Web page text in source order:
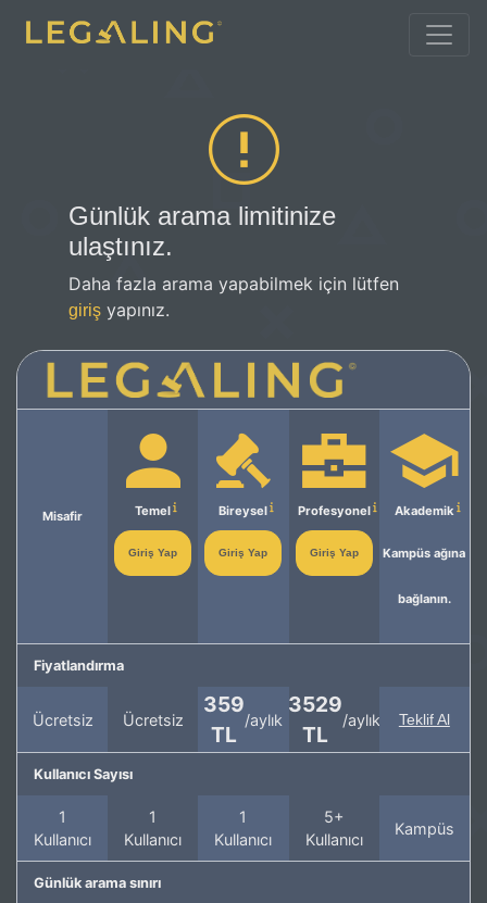
Günlük arama limitinize
ulaştınız.
Daha fazla arama yapabilmek için lütfen
giriş yapınız.
Misafir Temel
Giriş Yap
Bireysel
Giriş Yap
Profesyonel
Giriş Yap
Akademik
Kampüs ağına
bağlanın.
Fiyatlandırma
Ücretsiz Ücretsiz
359
TL
/aylık
3529
TL
/aylık Teklif Al
Kullanıcı Sayısı
1
Kullanıcı
1
Kullanıcı
1
Kullanıcı
5+
Kullanıcı
Kampüs
Günlük arama sınırı